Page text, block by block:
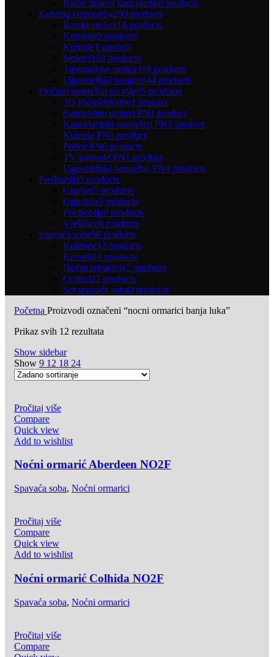
Radni stolovi kancelarija0 products
Kuhinja i trpezarija290 products
Barske stolice14 products
Komode0 products
Kuhinje1 product
Stolovi163 products
Trpezarijske stolice118 products
Ugostiteljski program44 products
Pločasti namještaj po mjeri5 products
3D Projektovanje1 product
Garderobni ormari PN1 product
Kancelarijski namještaj PN1 product
Kuhinje PN1 product
Police PN0 products
TV komode PN1 product
Ugostiteljski namještaj PN0 products
Predsoblja5 products
Cipelari5 products
Ogledala0 products
Predsoblja0 products
Vješalice0 products
Spavaća soba90 products
Komode12 products
Kreveti44 products
Noćni ormarici12 products
Ormari22 products
Set spavaća soba0 products
Početna Proizvodi označeni “nocni ormarici banja luka”
Prikaz svih 12 rezultata
Show sidebar
Show 9 12 18 24
Pročitaj više
Compare
Quick view
Add to wishlist
Noćni ormarić Aberdeen NO2F
Spavaća soba, Noćni ormarici
Pročitaj više
Compare
Quick view
Add to wishlist
Noćni ormarić Colhida NO2F
Spavaća soba, Noćni ormarici
Pročitaj više
Compare